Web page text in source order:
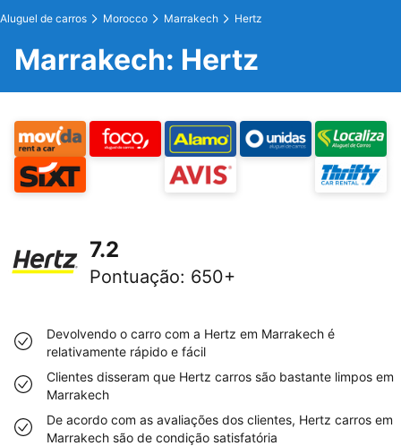
Aluguel de carros Morocco Marrakech Hertz
Marrakech: Hertz
7.2
Pontuação: 650+
Devolvendo o carro com a Hertz em Marrakech é
relativamente rápido e fácil
Clientes disseram que Hertz carros são bastante limpos em
Marrakech
De acordo com as avaliações dos clientes, Hertz carros em
Marrakech são de condição satisfatória